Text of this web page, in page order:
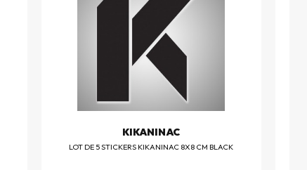
KIKANINAC
LOT DE 5 STICKERS KIKANINAC 8X8 CM BLACK